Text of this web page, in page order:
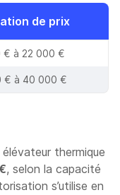
de prix
€ à 22 000 €
€ à 40 000 €
thermique
, selon la capacité
s’utilise en